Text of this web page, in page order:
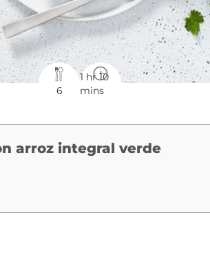
6
1 hr 10
mins
arroz integral verde